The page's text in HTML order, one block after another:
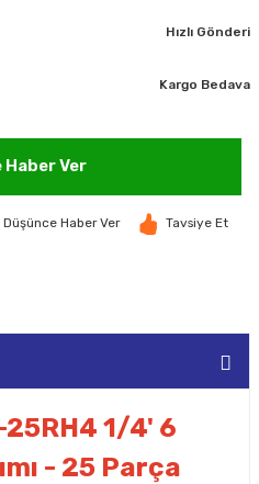
Hızlı Gönderi
Kargo Bedava
Haber Ver
Düşünce Haber Ver Tavsiye Et
25RH4 1/4' 6
- 25 Parça